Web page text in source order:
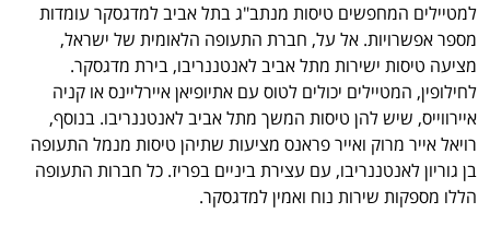
למטיילים המחפשים טיסות מנתב"ג בתל אביב למדגסקר עומדות
מספר אפשרויות. אל על, חברת התעופה הלאומית של ישראל,
מציעה טיסות ישירות מתל אביב לאנטננריבו, בירת מדגסקר.
לחילופין, המטיילים יכולים לטוס עם אתיופיאן איירליינס או קניה
איירווייס, שיש להן טיסות המשך מתל אביב לאנטננריבו. בנוסף,
רויאל אייר מרוק ואייר פראנס מציעות שתיהן טיסות מנמל התעופה
בן גוריון לאנטננריבו, עם עצירת ביניים בפריז. כל חברות התעופה
הללו מספקות שירות נוח ואמין למדגסקר.